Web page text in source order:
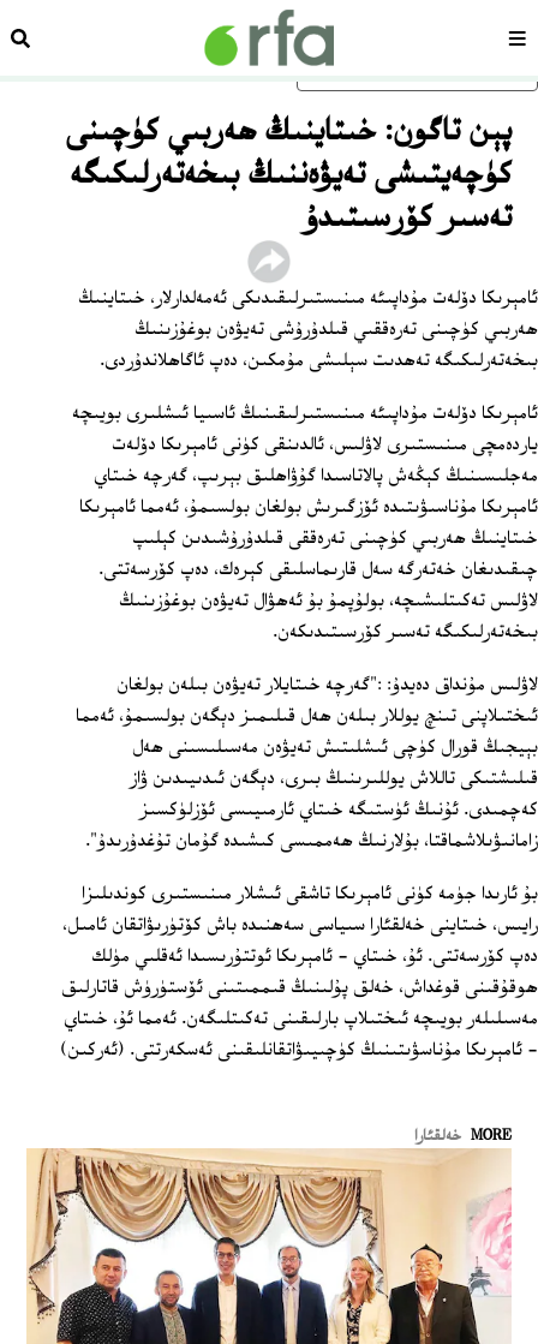
ئاساسلىق مەزمۇنغا ئاتلاڭسەھىپە
پېن تاگون: خىتاينىڭ ھەربىي كۈچىنى
كۈچەيتىشى تەيۋەننىڭ بىخەتەرلىكىگە
تەسىر كۆرسىتىدۇ
ئامېرىكا دۆلەت مۇداپىئە مىنىستىرلىقىدىكى ئەمەلدارلار، خىتاينىڭ
ھەربىي كۈچىنى تەرەققىي قىلدۇرۇشى تەيۋەن بوغۇزىنىڭ
بىخەتەرلىكىگە تەھدىت سېلىشى مۇمكىن، دەپ ئاگاھلاندۇردى.
ئامېرىكا دۆلەت مۇداپىئە مىنىستىرلىقىنىڭ ئاسىيا ئىشلىرى بويىچە
ياردەمچى مىنىستىرى لاۋلىس، ئالدىنقى كۈنى ئامېرىكا دۆلەت
مەجلىسىنىڭ كېڭەش پالاتاسىدا گۇۋاھلىق بېرىپ، گەرچە خىتاي
ئامېرىكا مۇناسىۋىتىدە ئۆزگىرىش بولغان بولسىمۇ، ئەمما ئامېرىكا
خىتاينىڭ ھەربىي كۈچىنى تەرەققى قىلدۇرۇشىدىن كېلىپ
چىقىدىغان خەتەرگە سەل قارىماسلىقى كېرەك، دەپ كۆرسەتتى.
لاۋلىس تەكىتلىشىچە، بولۇپمۇ بۇ ئەھۋال تەيۋەن بوغۇزىنىڭ
بىخەتەرلىكىگە تەسىر كۆرسىتىدىكەن.
لاۋلىس مۇنداق دەيدۇ: :"گەرچە خىتايلار تەيۋەن بىلەن بولغان
ئىختىلاپنى تىنچ يوللار بىلەن ھەل قىلىمىز دېگەن بولسىمۇ، ئەمما
بېيجىڭ قورال كۈچى ئىشلىتىش تەيۋەن مەسىلىسىنى ھەل
قىلىشتىكى تاللاش يوللىرىنىڭ بىرى، دېگەن ئىدىيىدىن ۋاز
كەچمىدى. ئۇنىڭ ئۈستىگە خىتاي ئارمىيىسى ئۆزلۈكسىز
زامانىۋىلاشماقتا، بۇلارنىڭ ھەممىسى كىشىدە گۇمان تۇغدۇرىدۇ".
بۇ ئارىدا جۈمە كۈنى ئامېرىكا تاشقى ئىشلار مىنىستىرى كوندىلىزا
رايىس، خىتاينى خەلقئارا سىياسى سەھنىدە باش كۆتۈرىۋاتقان ئامىل،
دەپ كۆرسەتتى. ئۇ، خىتاي - ئامېرىكا ئوتتۇرىسىدا ئەقلىي مۈلك
ھوقۇقىنى قوغداش، خەلق پۇلىنىڭ قىممىتىنى ئۆستۈرۈش قاتارلىق
مەسىلىلەر بويىچە ئىختىلاپ بارلىقىنى تەكىتلىگەن. ئەمما ئۇ، خىتاي
- ئامېرىكا مۇناسۋىتىنىڭ كۈچىيىۋاتقانلىقىنى ئەسكەرتتى. (ئەركىن)
MORE خەلقئارا